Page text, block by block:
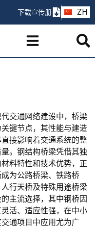
下载宣传册 ZH
PT
交通网络建设中，桥梁
键节点，其性能与建造
接影响着交通系统的整
。钢结构桥梁凭借其独
料特性和技术优势，正
为公路桥梁、铁路桥
人行天桥及特殊用途桥梁
主流选择，其中钢桥因
活、适应性强，在中小
交通项目中应用尤为广